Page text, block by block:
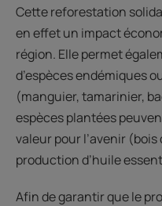
Cette reforestation
en effet un impact
région. Elle permet
d’espèces endémiques
(manguier, tamarinier,
espèces plantées
valeur pour l’avenir
production d’huile
Afin de garantir que le